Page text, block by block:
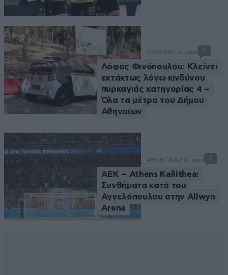
ΕΛΛΑΔΑ2 ω. πριν 1
Λόφος Φινόπουλου: Κλείνει
εκτάκτως λόγω κινδύνου
πυρκαγιάς κατηγορίας 4 –
Όλα τα μέτρα του Δήμου
Αθηναίων
ΑΘΛΗΤΙΚΑ2 ω. πριν 2
ΑΕΚ – Athens Kallithea:
Συνθήματα κατά του
Αγγελόπουλου στην Allwyn
Arena